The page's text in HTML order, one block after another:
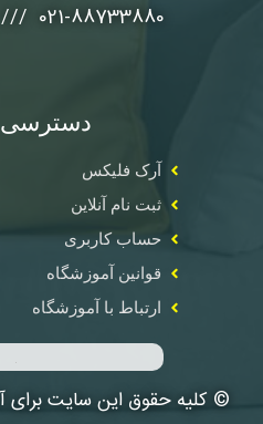
021-88733880 /// 021-88730621
آرک فلیکس
ثبت نام آنلاین
حساب کاربری
قوانین آموزشگاه
ارتباط با آموزشگاه
© کلیه حقوق این سایت برای